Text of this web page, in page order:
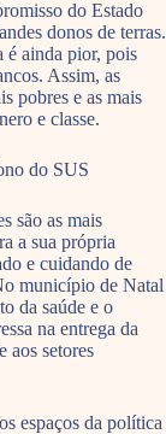
do Estado
donos de terras.
é ainda pior, pois
Assim, as
pobres e as mais
e classe.
do SUS
são as mais
a sua própria
e cuidando de
município de Natal
da saúde e o
na entrega da
aos setores
espaços da política